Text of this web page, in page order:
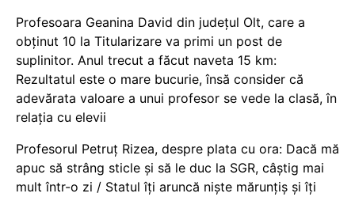
Profesoara Geanina David din județul Olt, care a
obținut 10 la Titularizare va primi un post de
suplinitor. Anul trecut a făcut naveta 15 km:
Rezultatul este o mare bucurie, însă consider că
adevărata valoare a unui profesor se vede la clasă, în
relația cu elevii
Profesorul Petruț Rizea, despre plata cu ora: Dacă mă
apuc să strâng sticle și să le duc la SGR, câștig mai
mult într-o zi / Statul îți aruncă niște mărunțiș și îți